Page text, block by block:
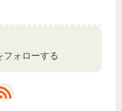
フォローする